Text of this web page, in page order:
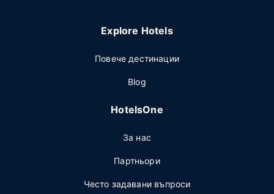
Explore Hotels
Повече дестинации
Blog
HotelsOne
За нас
Партньори
Често задавани въпроси